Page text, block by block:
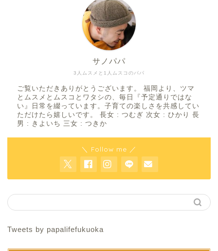
3人ムスメと1人ムスコのパパ
サノパパ
ご覧いただきありがとうございます。 福岡より、ツマ
とムスメとムスコとワタシの、毎日『予定通りではな
い』日常を綴っています。子育ての楽しさを共感してい
ただけたら嬉しいです。 長女 : つむぎ 次女 : ひかり 長
男 : きよいち 三女 : つきか
＼ Follow me ／
Tweets by papalifefukuoka